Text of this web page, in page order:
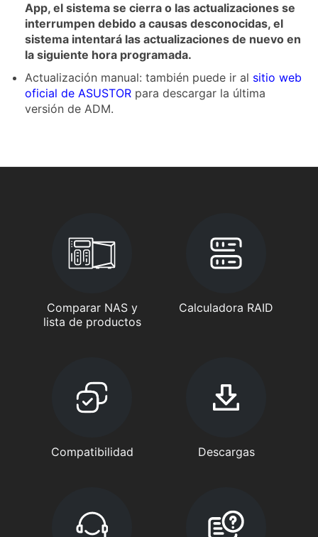
App, el sistema se cierra o las actualizaciones se
interrumpen debido a causas desconocidas, el
sistema intentará las actualizaciones de nuevo en
la siguiente hora programada.
Actualización manual: también puede ir al sitio web
oficial de ASUSTOR para descargar la última
versión de ADM.
Comparar NAS y
lista de productos
Calculadora RAID
Compatibilidad Descargas